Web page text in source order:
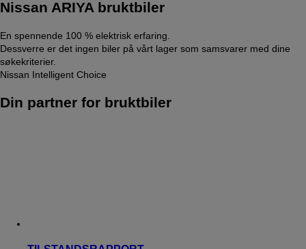
Nissan ARIYA bruktbiler
En spennende 100 % elektrisk erfaring.
Dessverre er det ingen biler på vårt lager som samsvarer med dine
søkekriterier.
Nissan Intelligent Choice
Din partner for bruktbiler